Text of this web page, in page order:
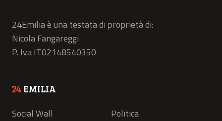
24Emilia è una testata di proprietà di:
Nicola Fangareggi
P. Iva IT02148540350
24 EMILIA
Social Wall
Politica